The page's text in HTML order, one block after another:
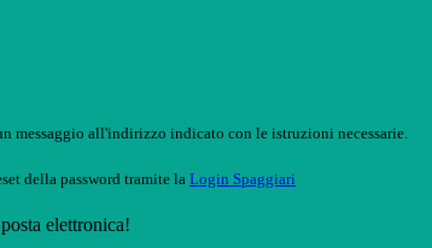
messaggio all'indirizzo indicato con le istruzioni necessarie.
della password tramite la Login Spaggiari
elettronica!